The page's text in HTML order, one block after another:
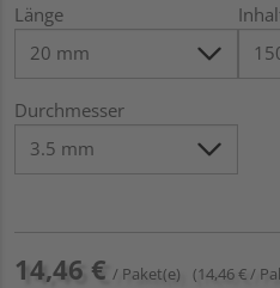
Länge
Durchmesser
14,46 € / Paket(e) (14,46 € /